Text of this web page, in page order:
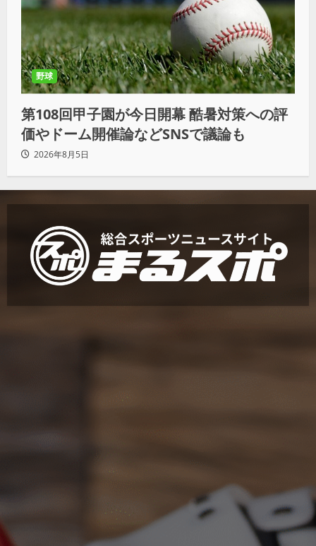
野球
第108回甲子園が今日開幕 酷暑対策への評
価やドーム開催論などSNSで議論も
2026年8月5日